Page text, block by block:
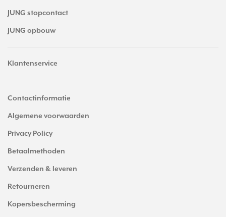
JUNG stopcontact
JUNG opbouw
Klantenservice
Contactinformatie
Algemene voorwaarden
Privacy Policy
Betaalmethoden
Verzenden & leveren
Retourneren
Kopersbescherming